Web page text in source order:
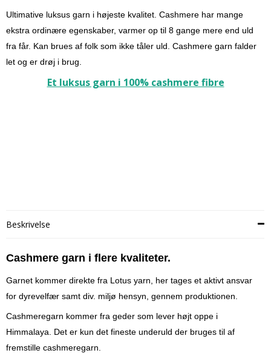
Ultimative luksus garn i højeste kvalitet. Cashmere har mange
ekstra ordinære egenskaber, varmer op til 8 gange mere end uld
fra får. Kan brues af folk som ikke tåler uld. Cashmere garn falder
let og er drøj i brug.
Et luksus garn i 100% cashmere fibre
Beskrivelse
Cashmere garn i flere kvaliteter.
Garnet kommer direkte fra Lotus yarn, her tages et aktivt ansvar
for dyrevelfær samt div. miljø hensyn, gennem produktionen.
Cashmeregarn kommer fra geder som lever højt oppe i
Himmalaya. Det er kun det fineste underuld der bruges til af
fremstille cashmeregarn.